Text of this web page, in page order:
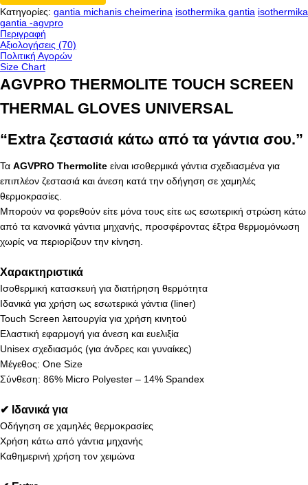
Κατηγορίες: gantia michanis cheimerina isothermika gantia isothermika
gantia -agvpro
Περιγραφή
Αξιολογήσεις (70)
Πολιτική Αγορών
Size Chart
AGVPRO THERMOLITE TOUCH SCREEN
THERMAL GLOVES UNIVERSAL
“Extra ζεστασιά κάτω από τα γάντια σου.”
Τα AGVPRO Thermolite είναι ισοθερμικά γάντια σχεδιασμένα για
επιπλέον ζεστασιά και άνεση κατά την οδήγηση σε χαμηλές
θερμοκρασίες.
Μπορούν να φορεθούν είτε μόνα τους είτε ως εσωτερική στρώση κάτω
από τα κανονικά γάντια μηχανής, προσφέροντας έξτρα θερμομόνωση
χωρίς να περιορίζουν την κίνηση.
Χαρακτηριστικά
Ισοθερμική κατασκευή για διατήρηση θερμότητα
Ιδανικά για χρήση ως εσωτερικά γάντια (liner)
Touch Screen λειτουργία για χρήση κινητού
Ελαστική εφαρμογή για άνεση και ευελιξία
Unisex σχεδιασμός (για άνδρες και γυναίκες)
Μέγεθος: One Size
Σύνθεση: 86% Micro Polyester – 14% Spandex
✔ Ιδανικά για
Οδήγηση σε χαμηλές θερμοκρασίες
Χρήση κάτω από γάντια μηχανής
Καθημερινή χρήση τον χειμώνα